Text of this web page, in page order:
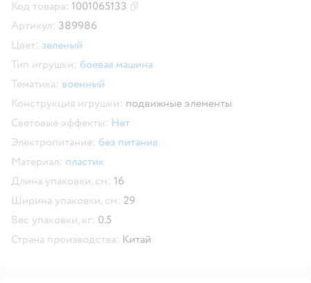
Код товара: 1001065133
Артикул: 389986
Цвет: зеленый
Тип игрушки: боевая машина
Тематика: военный
Конструкция игрушки: подвижные элементы
Световые эффекты: Нет
Электропитание: без питания
Материал: пластик
Длина упаковки, см: 16
Ширина упаковки, см: 29
Вес упаковки, кг: 0.5
Страна производства: Китай